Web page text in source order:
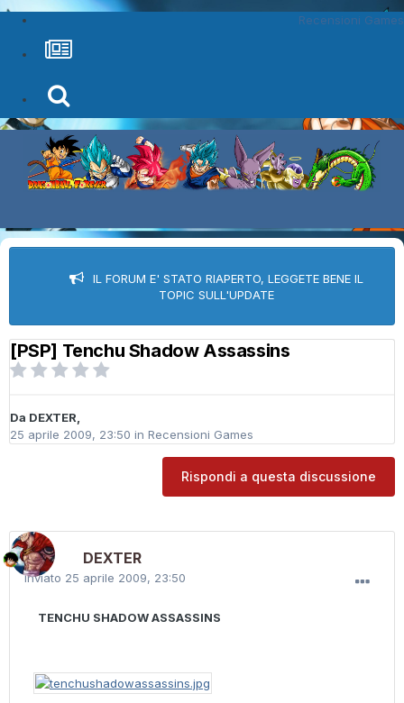
Recensioni Games
IL FORUM E' STATO RIAPERTO, LEGGETE BENE IL
TOPIC SULL'UPDATE
[PSP] Tenchu Shadow Assassins
Da DEXTER,
25 aprile 2009, 23:50 in Recensioni Games
Rispondi a questa discussione
DEXTER
Inviato 25 aprile 2009, 23:50
TENCHU SHADOW ASSASSINS